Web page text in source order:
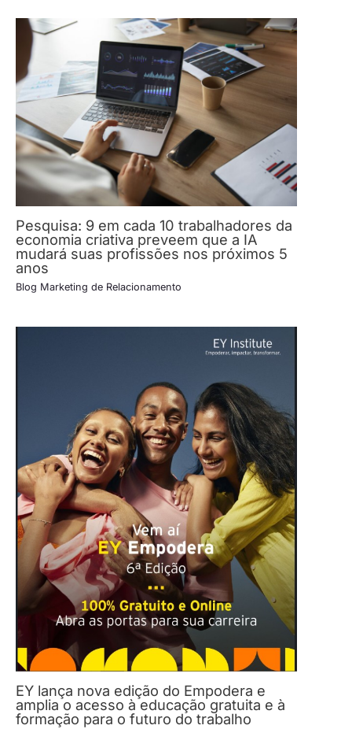
Pesquisa: 9 em cada 10 trabalhadores da
economia criativa preveem que a IA
mudará suas profissões nos próximos 5
anos
Blog Marketing de Relacionamento
EY lança nova edição do Empodera e
amplia o acesso à educação gratuita e à
formação para o futuro do trabalho